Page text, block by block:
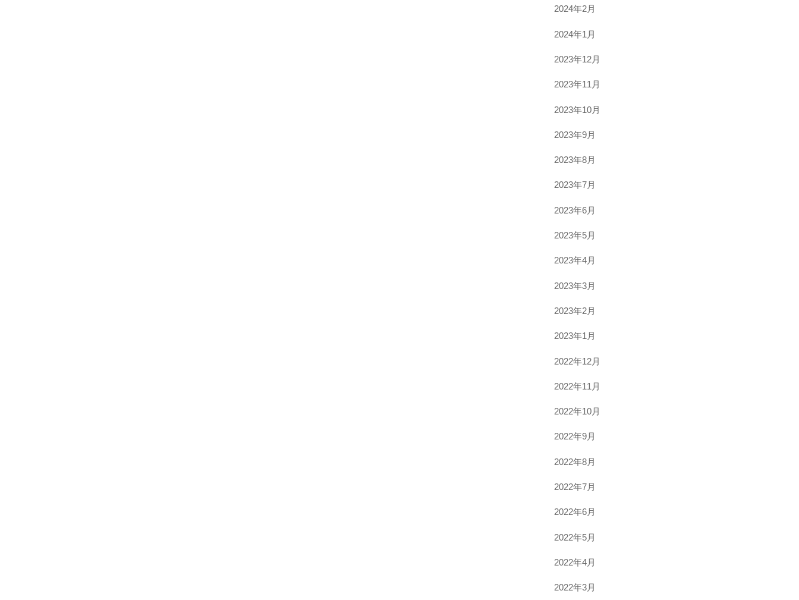
2024年2月
2024年1月
2023年12月
2023年11月
2023年10月
2023年9月
2023年8月
2023年7月
2023年6月
2023年5月
2023年4月
2023年3月
2023年2月
2023年1月
2022年12月
2022年11月
2022年10月
2022年9月
2022年8月
2022年7月
2022年6月
2022年5月
2022年4月
2022年3月